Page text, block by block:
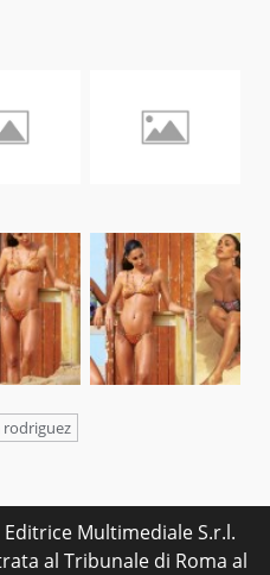
rodriguez
Multimediale S.r.l.
al Tribunale di Roma al